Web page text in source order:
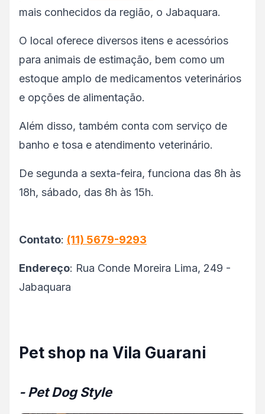
mais conhecidos da região, o Jabaquara.
O local oferece diversos itens e acessórios
para animais de estimação, bem como um
estoque amplo de medicamentos veterinários
e opções de alimentação.
Além disso, também conta com serviço de
banho e tosa e atendimento veterinário.
De segunda a sexta-feira, funciona das 8h às
18h, sábado, das 8h às 15h.
Contato: (11) 5679-9293
Endereço: Rua Conde Moreira Lima, 249 -
Jabaquara
Pet shop na Vila Guarani
- Pet Dog Style